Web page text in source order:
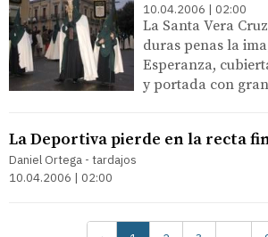
10.04.2006 | 02:00
La Santa Vera
duras penas la
Esperanza,
y portada con
La Deportiva pierde en la recta
Daniel Ortega - tardajos
10.04.2006 | 02:00